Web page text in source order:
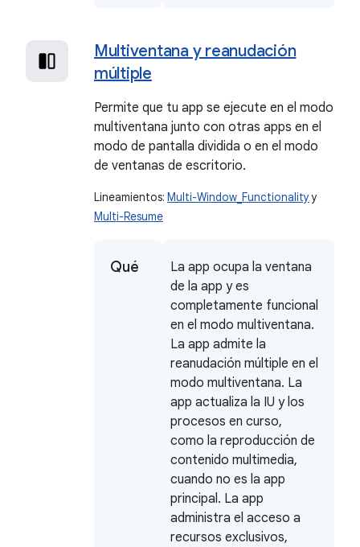
Multiventana y reanudación
múltiple
Permite que tu app se ejecute en el modo
multiventana junto con otras apps en el
modo de pantalla dividida o en el modo
de ventanas de escritorio.
Lineamientos: Multi-Window_Functionalityy
Multi-Resume
Qué
La app ocupa la ventana
de la app y es
completamente funcional
en el modo multiventana.
La app admite la
reanudación múltiple en el
modo multiventana. La
app actualiza la IU y los
procesos en curso,
como la reproducción de
contenido multimedia,
cuando no es la app
principal. La app
administra el acceso a
recursos exclusivos,